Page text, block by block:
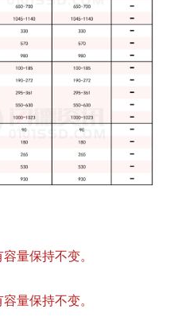
容量保持不变。
容量保持不变。